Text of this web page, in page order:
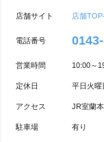
店舗サイト 店舗
電話番号
営業時間 10:00～
定休日 平日火曜
アクセス JR室蘭
駐車場 有り